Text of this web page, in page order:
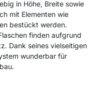
in Höhe, Breite sowie
mit Elementen wie
bestückt werden.
finden aufgrund
Dank seines vielseitigen
wunderbar für